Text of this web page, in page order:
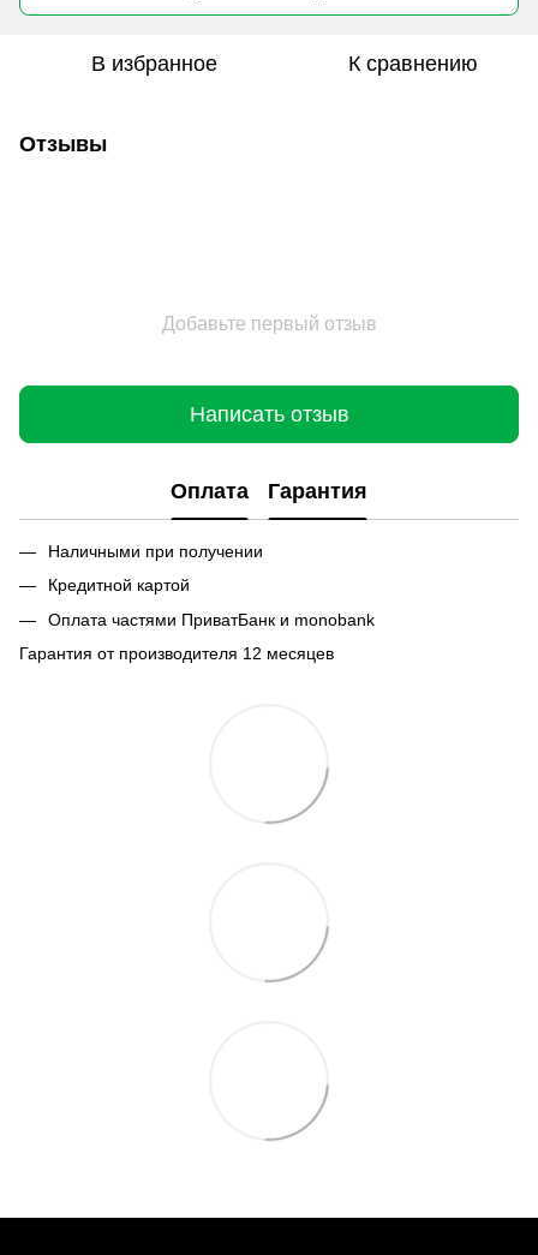
В избранное К сравнению
Отзывы
Добавьте первый отзыв
Написать отзыв
Оплата Гарантия
Наличными при получении
Кредитной картой
Оплата частями ПриватБанк и monobank
Гарантия от производителя 12 месяцев